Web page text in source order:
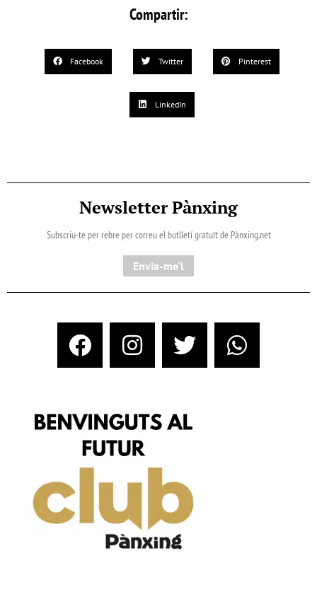
Compartir:
Facebook Twitter Pinterest
LinkedIn
Newsletter Pànxing
Subscriu-te per rebre per correu el butlletí gratuït de Pànxing.net​
Envia-me'l